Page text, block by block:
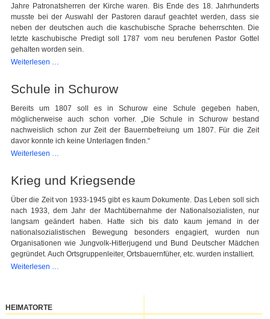
Jahre Patronatsherren der Kirche waren. Bis Ende des 18. Jahrhunderts
musste bei der Auswahl der Pastoren darauf geachtet werden, dass sie
neben der deutschen auch die kaschubische Sprache beherrschten. Die
letzte kaschubische Predigt soll 1787 vom neu berufenen Pastor Gottel
gehalten worden sein.
Weiterlesen …
Friedhof
Schule in Schurow
Bereits um 1807 soll es in Schurow eine Schule gegeben haben,
möglicherweise auch schon vorher. „Die Schule in Schurow bestand
nachweislich schon zur Zeit der Bauernbefreiung um 1807. Für die Zeit
davor konnte ich keine Unterlagen finden.“
Weiterlesen …
Schurow
Krieg und Kriegsende
Über die Zeit von 1933-1945 gibt es kaum Dokumente. Das Leben soll sich
nach 1933, dem Jahr der Machtübernahme der Nationalsozialisten, nur
langsam geändert haben. Hatte sich bis dato kaum jemand in der
nationalsozialistischen Bewegung besonders engagiert, wurden nun
Organisationen wie Jungvolk-Hitlerjugend und Bund Deutscher Mädchen
gegründet. Auch Ortsgruppenleiter, Ortsbauernfüher, etc. wurden installiert.
Weiterlesen …
HEIMATORTE